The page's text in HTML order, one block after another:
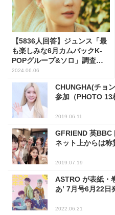
【5836人回答】ジュンス「最
も楽しみな6月カムバックK-
POPグループ&ソロ」調査の
No.1に！
2024.06.06
CHUNGHA(チョ
参加（PHOTO 13
2019.06.11
GFRIEND 英BBC
ネット上からは称
2019.07.19
ASTRO が表紙・
あ’ 7月号6月22日
2022.06.21